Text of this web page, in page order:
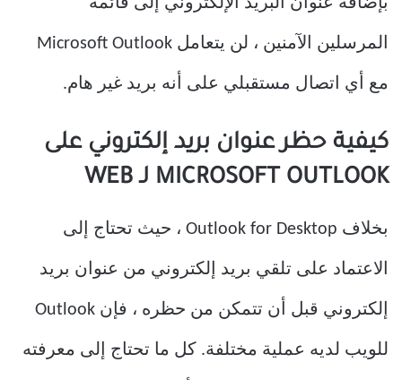
المرسلين الآمنين ، لن يتعامل Microsoft Outlook
مع أي اتصال مستقبلي على أنه بريد غير هام.
كيفية حظر عنوان بريد إلكتروني على
MICROSOFT OUTLOOK لـ WEB
بخلاف Outlook for Desktop ، حيث تحتاج إلى
الاعتماد على تلقي بريد إلكتروني من عنوان بريد
إلكتروني قبل أن تتمكن من حظره ، فإن Outlook
للويب لديه عملية مختلفة. كل ما تحتاج إلى معرفته